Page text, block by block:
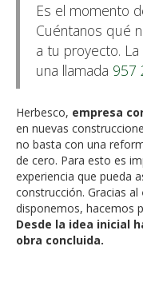
Es el momento
Cuéntanos qué
a tu proyecto.
una llamada 957
Herbesco, empresa
en nuevas
no basta con una
de cero. Para esto es
experiencia que pueda
construcción. Gracias al
disponemos, hacemos
Desde la idea inicial
obra concluida.